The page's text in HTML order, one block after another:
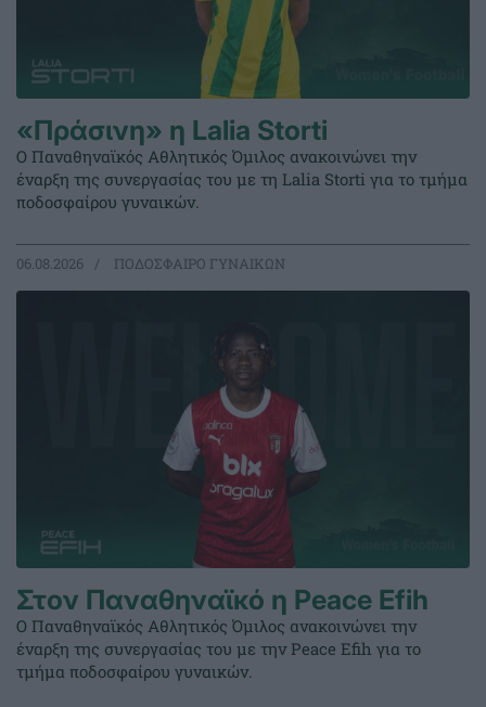
«Πράσινη» η Lalia Storti
Ο Παναθηναϊκός Αθλητικός Όμιλος ανακοινώνει την
έναρξη της συνεργασίας του με τη Lalia Storti για το τμήμα
ποδοσφαίρου γυναικών.
06.08.2026 ΠΟΔΟΣΦΑΙΡΟ ΓΥΝΑΙΚΩΝ
Στον Παναθηναϊκό η Peace Efih
Ο Παναθηναϊκός Αθλητικός Όμιλος ανακοινώνει την
έναρξη της συνεργασίας του με την Peace Efih για το
τμήμα ποδοσφαίρου γυναικών.